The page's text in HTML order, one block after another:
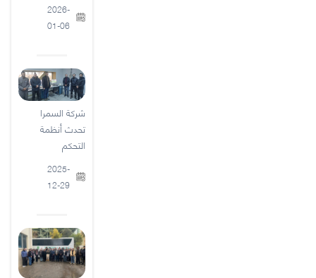
2026-
01-06
شركة السمرا
تحدث أنظمة
التحكم
2025-
12-29